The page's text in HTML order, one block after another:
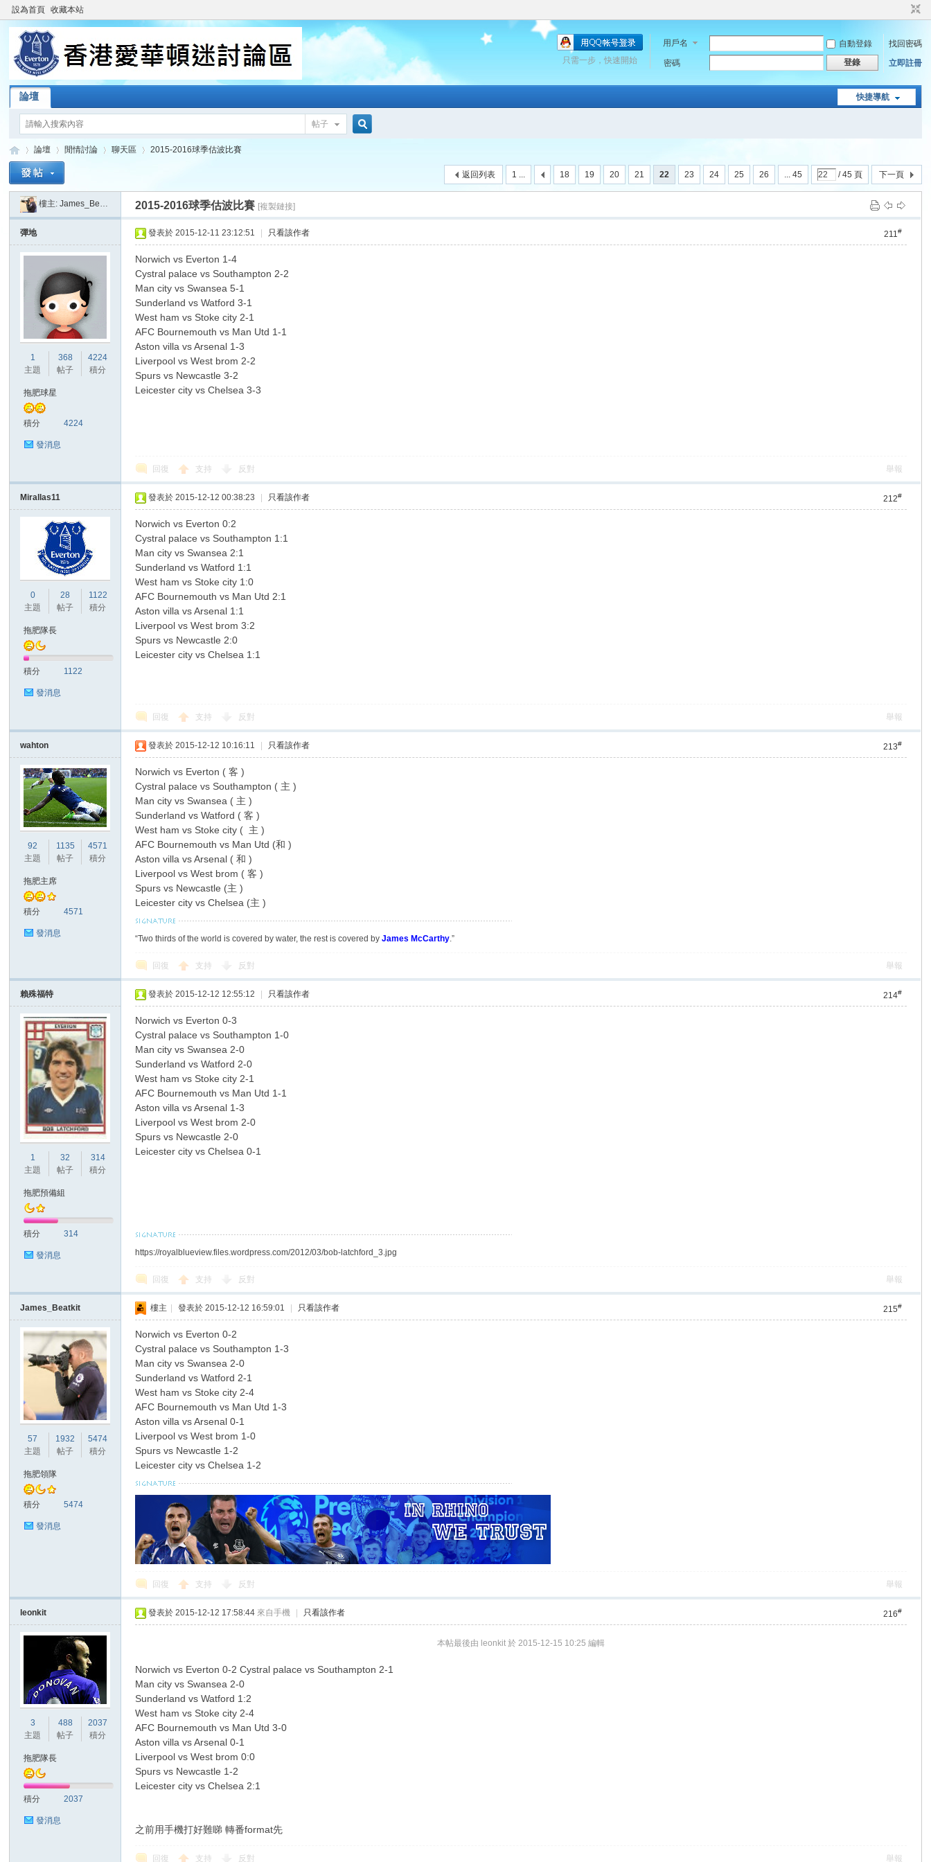
設為首頁 收藏本站
用戶名 自動登錄
找回密碼
密碼
登錄 立即註冊
只需一步，快速開始
快捷導航
論壇
帖子
愛
區
»
論壇
›
閒情討論
›
聊天區
›
2015-2016球季估波比賽
1 ... 18 19 20 21 22 23 24 25 26 ... 45 / 45 頁 下一頁
返回列表
樓主:James_Beatkit 2015-2016球季估波比賽 [複製鏈接]
彈地
1
主題
368
帖子
4224
積分
拖肥球星
積分 4224
發消息
211#
發表於 2015-12-11 23:12:51 只看該作者
Norwich vs Everton 1-4
Cystral palace vs Southampton 2-2
Man city vs Swansea 5-1
Sunderland vs Watford 3-1
West ham vs Stoke city 2-1
AFC Bournemouth vs Man Utd 1-1
Aston villa vs Arsenal 1-3
Liverpool vs West brom 2-2
Spurs vs Newcastle 3-2
Leicester city vs Chelsea 3-3
回復 支持 反對 舉報
Mirallas11
0
主題
28
帖子
1122
積分
拖肥隊長
積分 1122
發消息
212#
發表於 2015-12-12 00:38:23 只看該作者
Norwich vs Everton 0:2
Cystral palace vs Southampton 1:1
Man city vs Swansea 2:1
Sunderland vs Watford 1:1
West ham vs Stoke city 1:0
AFC Bournemouth vs Man Utd 2:1
Aston villa vs Arsenal 1:1
Liverpool vs West brom 3:2
Spurs vs Newcastle 2:0
Leicester city vs Chelsea 1:1
回復 支持 反對 舉報
wahton
92
主題
1135
帖子
4571
積分
拖肥主席
積分 4571
發消息
213#
發表於 2015-12-12 10:16:11 只看該作者
Norwich vs Everton ( 客 )
Cystral palace vs Southampton ( 主 )
Man city vs Swansea ( 主 )
Sunderland vs Watford ( 客 )
West ham vs Stoke city ( 主 )
AFC Bournemouth vs Man Utd (和 )
Aston villa vs Arsenal ( 和 )
Liverpool vs West brom ( 客 )
Spurs vs Newcastle (主 )
Leicester city vs Chelsea (主 )
“Two thirds of the world is covered by water, the rest is covered byJames McCarthy.”
回復 支持 反對 舉報
賴殊福特
1
主題
32
帖子
314
積分
拖肥預備組
積分 314
發消息
214#
發表於 2015-12-12 12:55:12 只看該作者
Norwich vs Everton 0-3
Cystral palace vs Southampton 1-0
Man city vs Swansea 2-0
Sunderland vs Watford 2-0
West ham vs Stoke city 2-1
AFC Bournemouth vs Man Utd 1-1
Aston villa vs Arsenal 1-3
Liverpool vs West brom 2-0
Spurs vs Newcastle 2-0
Leicester city vs Chelsea 0-1
https://royalblueview.files.wordpress.com/2012/03/bob-latchford_3.jpg
回復 支持 反對 舉報
James_Beatkit
57
主題
1932
帖子
5474
積分
拖肥領隊
積分 5474
發消息
215#
樓主 發表於 2015-12-12 16:59:01 只看該作者
Norwich vs Everton 0-2
Cystral palace vs Southampton 1-3
Man city vs Swansea 2-0
Sunderland vs Watford 2-1
West ham vs Stoke city 2-4
AFC Bournemouth vs Man Utd 1-3
Aston villa vs Arsenal 0-1
Liverpool vs West brom 1-0
Spurs vs Newcastle 1-2
Leicester city vs Chelsea 1-2
回復 支持 反對 舉報
leonkit
3
主題
488
帖子
2037
積分
拖肥隊長
積分 2037
發消息
216#
發表於 2015-12-12 17:58:44 來自手機 只看該作者
本帖最後由 leonkit 於 2015-12-15 10:25 編輯
Norwich vs Everton 0-2 Cystral palace vs Southampton 2-1
Man city vs Swansea 2-0
Sunderland vs Watford 1:2
West ham vs Stoke city 2-4
AFC Bournemouth vs Man Utd 3-0
Aston villa vs Arsenal 0-1
Liverpool vs West brom 0:0
Spurs vs Newcastle 1-2
Leicester city vs Chelsea 2:1
之前用手機打好難睇 轉番format先
回復 支持 反對 舉報